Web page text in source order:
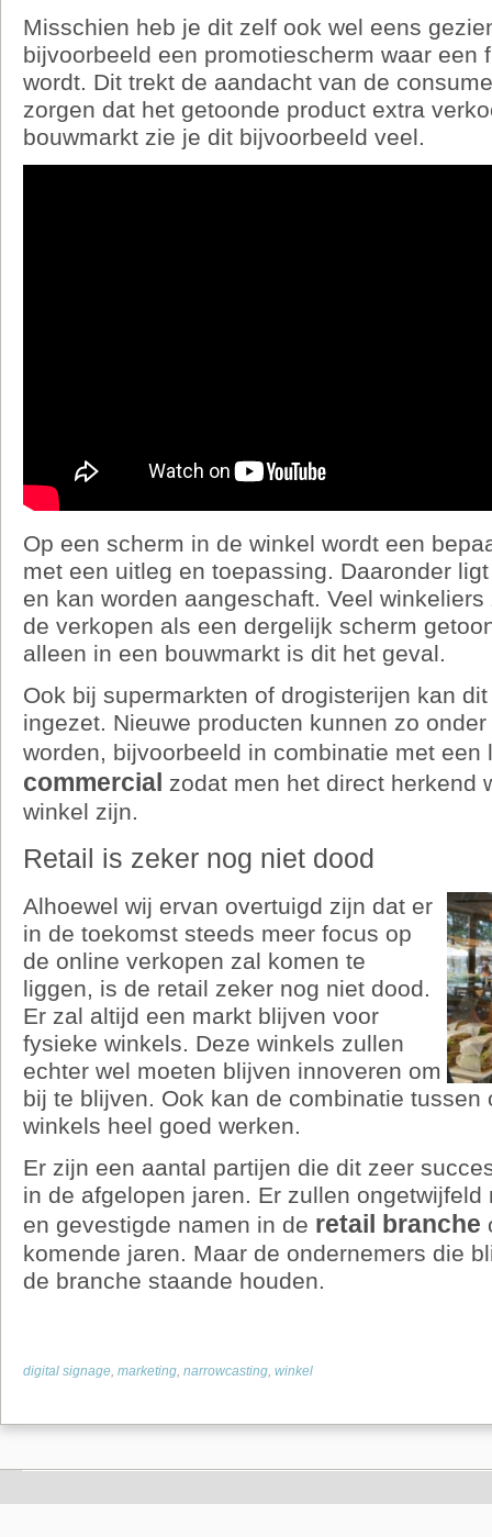
Misschien heb je dit zelf ook wel eens
bijvoorbeeld een promotiescherm waar een
wordt. Dit trekt de aandacht van de
zorgen dat het getoonde product extra
bouwmarkt zie je dit bijvoorbeeld veel.
Op een scherm in de winkel wordt een
met een uitleg en toepassing. Daaronder
en kan worden aangeschaft. Veel
de verkopen als een dergelijk scherm
alleen in een bouwmarkt is dit het geval.
Ook bij supermarkten of drogisterijen kan
ingezet. Nieuwe producten kunnen zo
worden, bijvoorbeeld in combinatie met
commercial zodat men het direct herkend
winkel zijn.
Retail is zeker nog niet dood
Alhoewel wij ervan overtuigd zijn dat er
in de toekomst steeds meer focus op
de online verkopen zal komen te
liggen, is de retail zeker nog niet dood.
Er zal altijd een markt blijven voor
fysieke winkels. Deze winkels zullen
echter wel moeten blijven innoveren om
bij te blijven. Ook kan de combinatie tussen
winkels heel goed werken.
Er zijn een aantal partijen die dit zeer
in de afgelopen jaren. Er zullen ongetwijfeld
en gevestigde namen in de retail branche
komende jaren. Maar de ondernemers die
de branche staande houden.
digital signage marketing narrowcasting winkel